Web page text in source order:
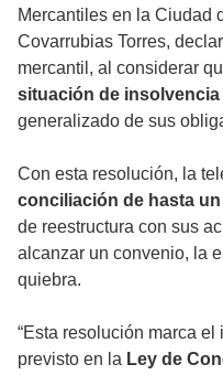
Mercantiles en la Ciudad
Covarrubias Torres,
mercantil, al considerar
situación de insolvencia
generalizado de sus
Con esta resolución, la
conciliación de hasta
de reestructura con sus
alcanzar un convenio, la
quiebra.
“Esta resolución marca
previsto en la Ley de